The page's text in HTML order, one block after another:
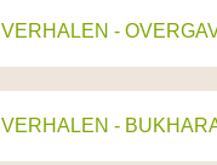
VERHALEN -
VERHALEN -